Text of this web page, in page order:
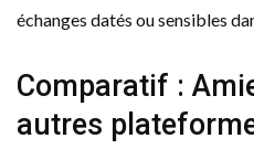
échanges datés ou sensibles
Comparatif :
autres